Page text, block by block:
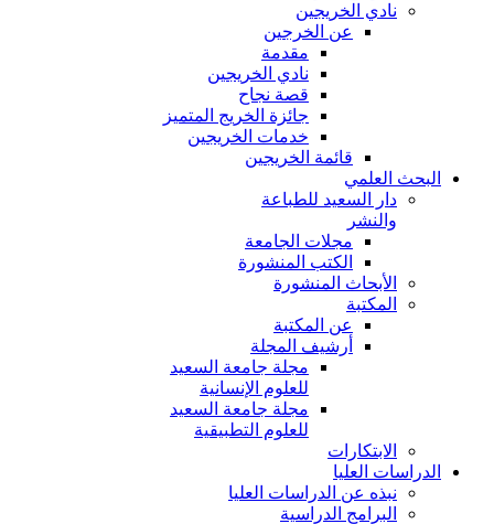
نادي الخريجين
عن الخرجين
مقدمة
نادي الخريجين
قصة نجاح
جائزة الخريج المتميز
خدمات الخريجين
قائمة الخريجين
البحث العلمي
دار السعيد للطباعة
والنشر
مجلات الجامعة
الكتب المنشورة
الأبحاث المنشورة
المكتبة
عن المكتبة
أرشيف المجلة
مجلة جامعة السعيد
للعلوم الإنسانية
مجلة جامعة السعيد
للعلوم التطبيقية
الابتكارات
الدراسات العليا
نبذه عن الدراسات العليا
البرامج الدراسية